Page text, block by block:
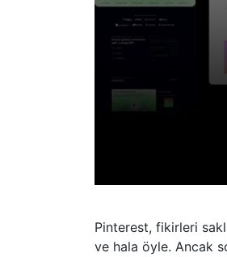
Pinterest, fikirleri
ve hala öyle. Ancak